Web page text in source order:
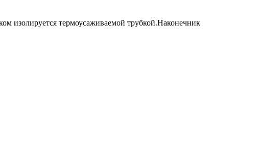
изолируется термоусаживаемой трубкой.Наконечник